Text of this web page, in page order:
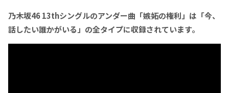
乃木坂46 13thシングルのアンダー曲「嫉妬の権利」は「今、
話したい誰かがいる」の全タイプに収録されています。